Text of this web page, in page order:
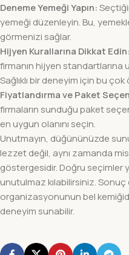
Deneme Yemeği Yapın:
yemeği düzenleyin. Bu,
görmenizi sağlar.
Hijyen Kurallarına Dikkat Edin:
firmanın hijyen standartlarına
Sağlıklı bir deneyim için bu çok
Fiyatlandırma ve Paket
firmaların sunduğu paket
en uygun olanını seçin.
Unutmayın, düğününüzde
lezzet değil, aynı zamanda
göstergesidir. Doğru seçimler
unutulmaz kılabilirsiniz.
organizasyonunun bel
deneyim sunabilir.